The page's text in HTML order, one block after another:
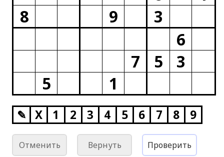
8
9
3
6
7
5
3
5
1
✎ X 1 2 3 4 5 6 7 8 9
Отменить Вернуть Проверить